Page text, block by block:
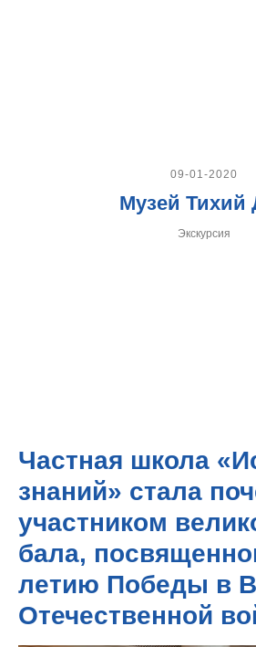
09-01-2020
Музей Тихий
Экскурсия
Частная школа
знаний» стала
участником
бала,
летию Победы в
Отечественной